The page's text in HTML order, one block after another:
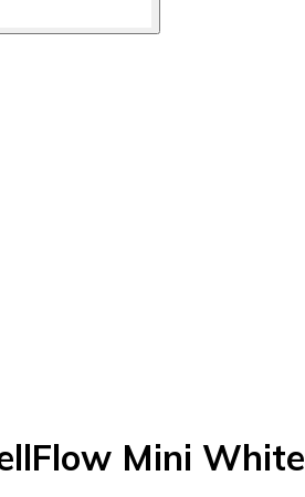
Mini White